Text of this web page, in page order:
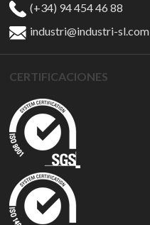
(+34) 94 454 46 88
industri@industri-sl.com
CERTIFICACIONES